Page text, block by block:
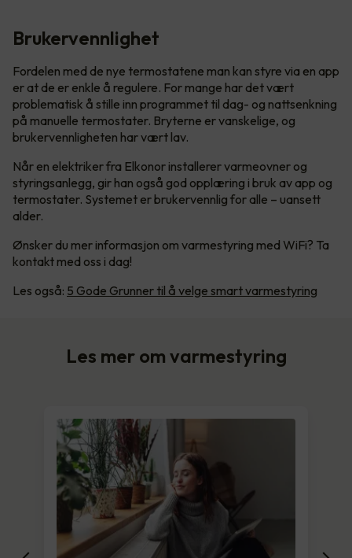
Brukervennlighet
Fordelen med de nye termostatene man kan styre via en app
er at de er enkle å regulere. For mange har det vært
problematisk å stille inn programmet til dag- og nattsenkning
på manuelle termostater. Bryterne er vanskelige, og
brukervennligheten har vært lav.
Når en elektriker fra Elkonor installerer varmeovner og
styringsanlegg, gir han også god opplæring i bruk av app og
termostater. Systemet er brukervennlig for alle – uansett
alder.
Ønsker du mer informasjon om varmestyring med WiFi? Ta
kontakt med oss i dag!
Les også: 5 Gode Grunner til å velge smart varmestyring
Les mer om varmestyring